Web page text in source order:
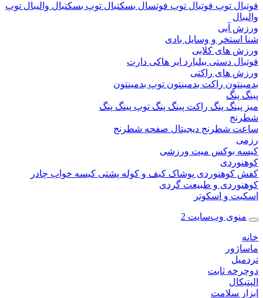
توپ فوتبالتوپ فوتسالبسکتبالتوپ بسکتبالوالیبال توپ
آبی
و وسایل بادی
های کلابی
دستیبیلیاردایر هاکیدارت
های راکتی
راکت بدمینتونتوپ بدمینتون
پنگ
پنگراکت پینگ پنگتوپ پینگ پنگ
شطرنج دیجیتالصفحه شطرنج
بوکسمیت ورزشی
کوهنوردیپوشاککیف و کوله پشتیکیسه خوابچادر
و طبیعت گردی
و اسکوتر
وب‌سایت 2
ثابت
سلامت